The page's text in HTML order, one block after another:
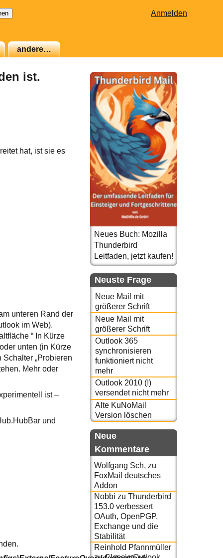
Anmelden
andere…
ist.
hat, ist sie es
unteren Rand der
im Web).
“ In Kürze
unten (in Kürze
Schalter „Probieren
Mehr oder
ist –
und
Neues Buch: Mozilla
Thunderbird
Leitfaden, jetzt kaufen!
Neuste Frage
Neue Mail mit
größerer Schrift
Neue Mail mit
größerer Schrift
Outlook 365
synchronisieren
funktioniert nicht
mehr
Outlook 2010 (!)
versendet nicht mehr
Alte KuNoMail
Version löschen
Neue
Kommentare
Wolfgang Sch, zu
FoxMail deutsches
Addon
Nobbi zu Thunderbird
153.0 verbessert
OAuth, OpenPGP,
Exchange und die
Stabilität
Reinhold Pfannmüller